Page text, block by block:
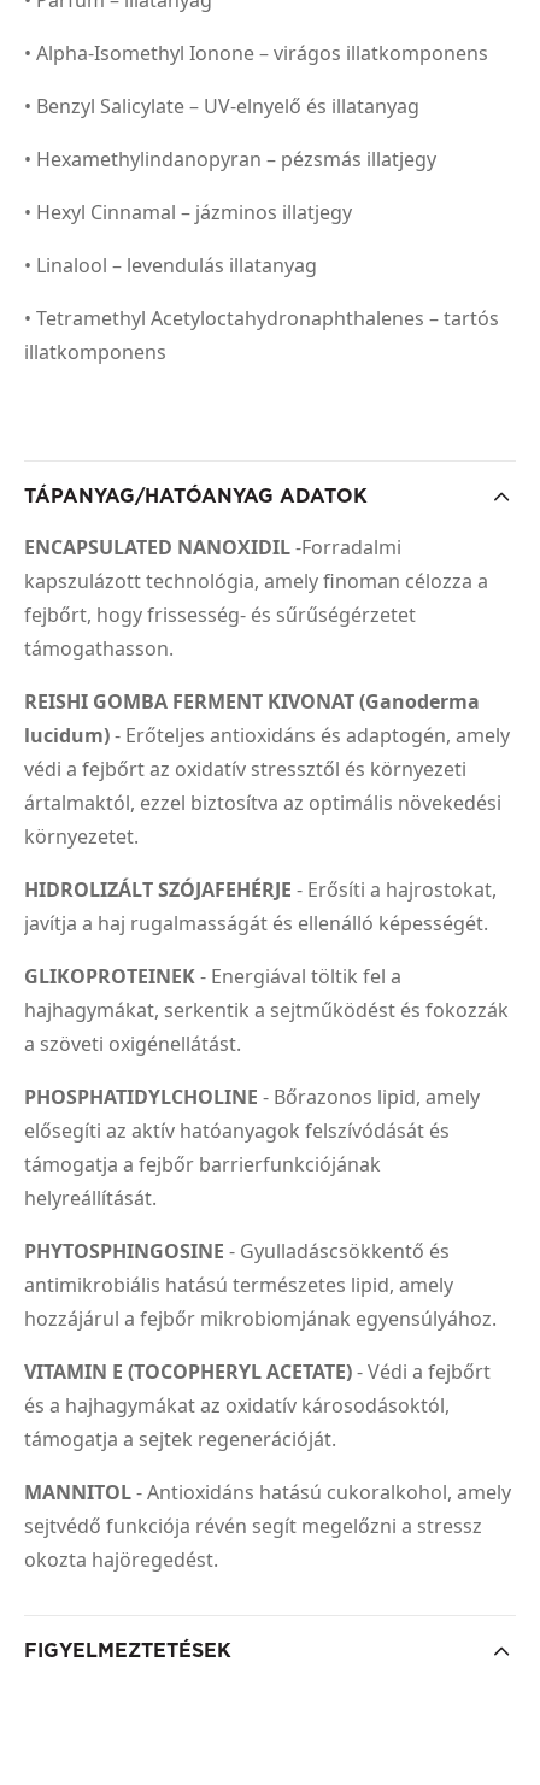
• Alpha-Isomethyl Ionone – virágos illatkomponens
• Benzyl Salicylate – UV-elnyelő és illatanyag
• Hexamethylindanopyran – pézsmás illatjegy
• Hexyl Cinnamal – jázminos illatjegy
• Linalool – levendulás illatanyag
• Tetramethyl Acetyloctahydronaphthalenes – tartós
illatkomponens
TÁPANYAG/HATÓANYAG ADATOK
ENCAPSULATED NANOXIDIL-Forradalmi
kapszulázott technológia, amely finoman célozza a
fejbőrt, hogy frissesség- és sűrűségérzetet
támogathasson.
REISHI GOMBA FERMENT KIVONAT (Ganoderma
lucidum)- Erőteljes antioxidáns és adaptogén, amely
védi a fejbőrt az oxidatív stressztől és környezeti
ártalmaktól, ezzel biztosítva az optimális növekedési
környezetet.
HIDROLIZÁLT SZÓJAFEHÉRJE - Erősíti a hajrostokat,
javítja a haj rugalmasságát és ellenálló képességét.
GLIKOPROTEINEK- Energiával töltik fel a
hajhagymákat, serkentik a sejtműködést és fokozzák
a szöveti oxigénellátást.
PHOSPHATIDYLCHOLINE - Bőrazonos lipid, amely
elősegíti az aktív hatóanyagok felszívódását és
támogatja a fejbőr barrierfunkciójának
helyreállítását.
PHYTOSPHINGOSINE - Gyulladáscsökkentő és
antimikrobiális hatású természetes lipid, amely
hozzájárul a fejbőr mikrobiomjának egyensúlyához.
VITAMIN E (TOCOPHERYL ACETATE)- Védi a fejbőrt
és a hajhagymákat az oxidatív károsodásoktól,
támogatja a sejtek regenerációját.
MANNITOL- Antioxidáns hatású cukoralkohol, amely
sejtvédő funkciója révén segít megelőzni a stressz
okozta hajöregedést.
FIGYELMEZTETÉSEK